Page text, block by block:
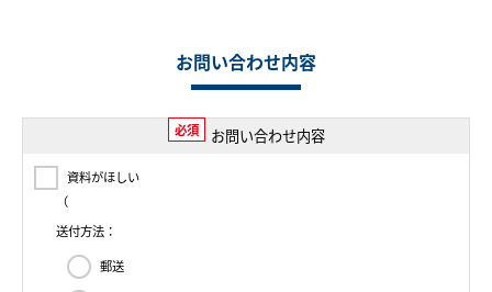
お問い合わせ内容
必須 お問い合わせ内容
資料がほしい
（
送付方法：
郵送